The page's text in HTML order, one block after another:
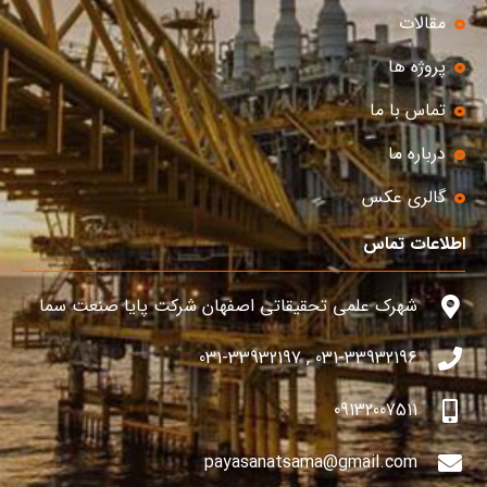
مقالات
پروژه ها
تماس با ما
درباره ما
گالری عکس
اطلاعات تماس
شهرک علمی تحقیقاتی اصفهان شرکت پایا صنعت سما
031-33932196 , 031-33932197
09132007511
payasanatsama@gmail.com